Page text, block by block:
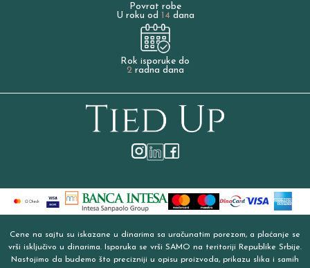
Povrat robe
U roku od 14dana
Rok isporuke do
2radna dana
Cene na sajtu su iskazane u dinarima sa uračunatim porezom, a plaćanje se
vrši isključivo u dinarima. Isporuka se vrši SAMO na teritoriji Republike Srbije.
Nastojimo da budemo što precizniji u opisu proizvoda, prikazu slika i samih